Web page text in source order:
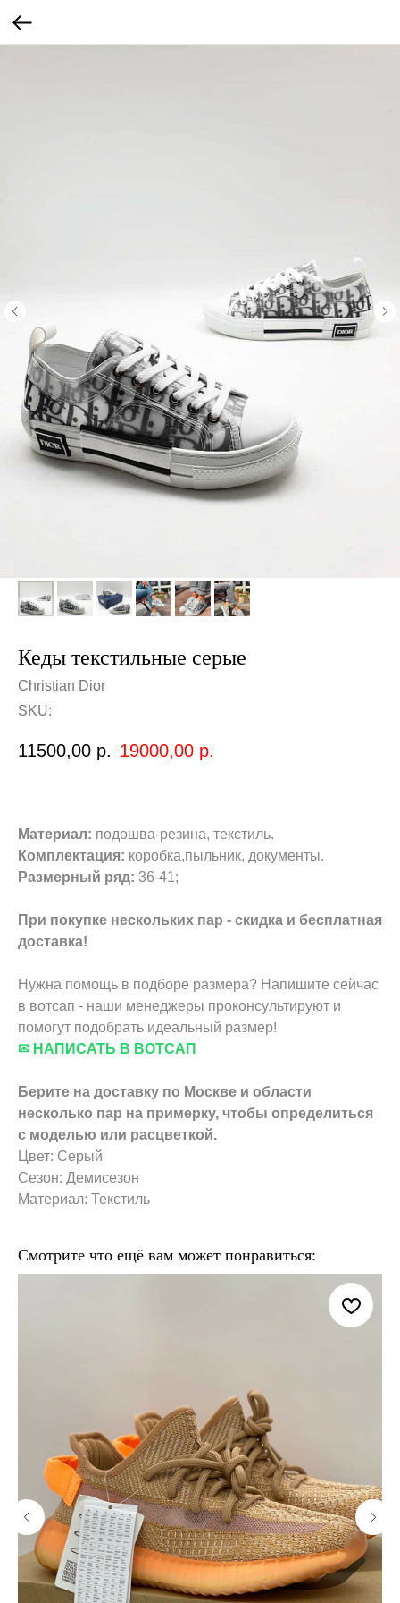
Кеды текстильные серые
Christian Dior
SKU:
11500,00 р. 19000,00 р.
Материал: подошва-резина, текстиль.
Комплектация: коробка,пыльник, документы.
Размерный ряд: 36-41;
При покупке нескольких пар - скидка и бесплатная
доставка!
Нужна помощь в подборе размера? Напишите сейчас
в вотсап - наши менеджеры проконсультируют и
помогут подобрать идеальный размер!
✉ НАПИСАТЬ В ВОТСАП
Берите на доставку по Москве и области
несколько пар на примерку, чтобы определиться
с моделью или расцветкой.
Цвет: Серый
Сезон: Демисезон
Материал: Текстиль
Смотрите что ещё вам может понравиться: